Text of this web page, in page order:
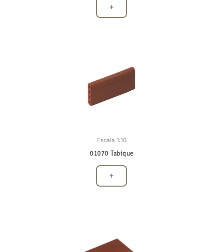
+
Escala 1:10
01070 Tabique
+